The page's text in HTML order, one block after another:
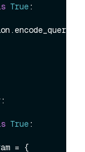
True:
True: